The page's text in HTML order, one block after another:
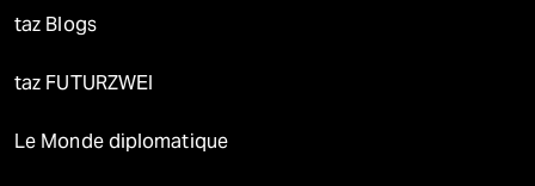
taz Blogs
taz FUTURZWEI
Le Monde diplomatique